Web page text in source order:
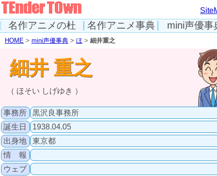
名作アニメの杜 名作アニメ事典 mini声優事
HOME > mini声優事典 > ほ > 細井重之
細井 重之
（ ほそい しげゆき ）
事務所
黒沢良事務所
誕生日
1938.04.05
出身地
東京都
情 報
ウェブ